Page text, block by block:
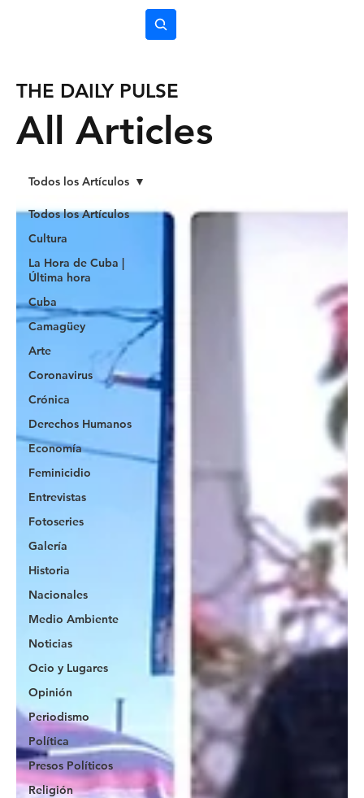
All Articles
THE DAILY PULSE
Todos los Artículos
Cultura
La Hora de Cuba |
Última hora
Cuba
Camagüey
Arte
Coronavirus
Crónica
Derechos Humanos
Economía
Feminicidio
Entrevistas
Fotoseries
Galería
Historia
Nacionales
Medio Ambiente
Noticias
Ocio y Lugares
Opinión
Periodismo
Política
Presos Políticos
Religión
Todos los Artículos